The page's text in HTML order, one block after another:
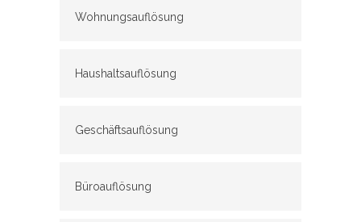
Wohnungsauflösung
Haushaltsauflösung
Geschäftsauflösung
Büroauflösung